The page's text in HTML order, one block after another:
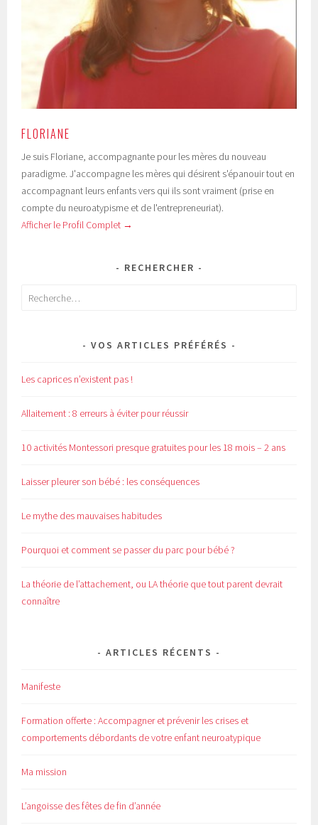
FLORIANE
Je suis Floriane, accompagnante pour les mères du nouveau
paradigme. J'accompagne les mères qui désirent s'épanouir tout en
accompagnant leurs enfants vers qui ils sont vraiment (prise en
compte du neuroatypisme et de l'entrepreneuriat).
Afficher le Profil Complet →
RECHERCHER
Rechercher :
VOS ARTICLES PRÉFÉRÉS
Les caprices n’existent pas !
Allaitement : 8 erreurs à éviter pour réussir
10 activités Montessori presque gratuites pour les 18 mois – 2 ans
Laisser pleurer son bébé : les conséquences
Le mythe des mauvaises habitudes
Pourquoi et comment se passer du parc pour bébé ?
La théorie de l’attachement, ou LA théorie que tout parent devrait
connaître
ARTICLES RÉCENTS
Manifeste
Formation offerte : Accompagner et prévenir les crises et
comportements débordants de votre enfant neuroatypique
Ma mission
L’angoisse des fêtes de fin d’année